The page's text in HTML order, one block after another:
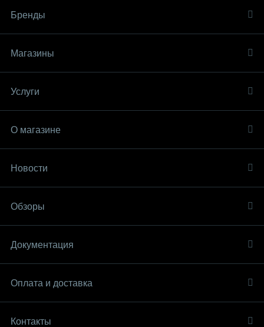
Бренды
Магазины
Услуги
О магазине
Новости
Обзоры
Документация
Оплата и доставка
Контакты